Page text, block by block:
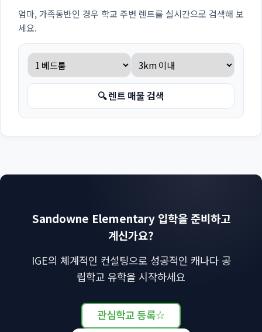
엄마, 가족동반인 경우 학교 주변 렌트를 실시간으로 검색해 보
세요.
🔍 렌트 매물 검색
Sandowne Elementary 입학을 준비하고
계신가요?
IGE의 체계적인 컨설팅으로 성공적인 캐나다 공
립학교 유학을 시작하세요
관심학교 등록☆